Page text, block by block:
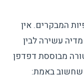
המבקרים. אין
מדיה עשירה לבין
מבוססת דפדפן
באמת: